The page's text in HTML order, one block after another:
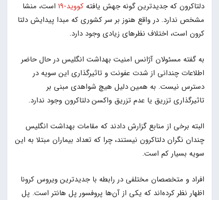
دلتاکرون که جدیدترین گونه جهش یافته کووید-19
است، منشا
مشخص ندارد. در واقع هنوز بر سر کشوری که مبدا پیدایش دلتا
کرون است، اختلاف نظرهای زیادی وجود دارد.
به گفته مسئولان آژانس امنیت بهداشت انگلیس در حال حاضر
اطلاعات چندانی از شدت عفونت و تاثیرگذاری این سویه در
دسترس نیست. به همین دلیل هیچ شواهدی مبنی بر
تاثیرگذاری تزریق یا عدم تزریق واکسن دلتاکرون وجود ندارد.
البته برخی از منابع گزارش دادند که مقامات بهداشت انگلیس
چندان نگران دلتاکرون نیستند، چرا که تعداد بیماران مبتلا به این
سویه بسیار کم است.
افراد و متخصصان مختلفی در رابطه با جدیدترین ویروس کرونا
اظهار نظر کرده‌اند که یکی از آن‌ها پروفسور پل هانتر است. پل